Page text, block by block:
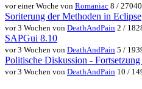
vor einer Woche von Romaniac 8 / 27040
Soriterung der Methoden in Eclipse
vor 3 Wochen von DeathAndPain 2 /
SAPGui 8.10
vor 3 Wochen von DeathAndPain 5 /
Politische Diskussion - Fortsetzung
vor 3 Wochen von DeathAndPain 10 /